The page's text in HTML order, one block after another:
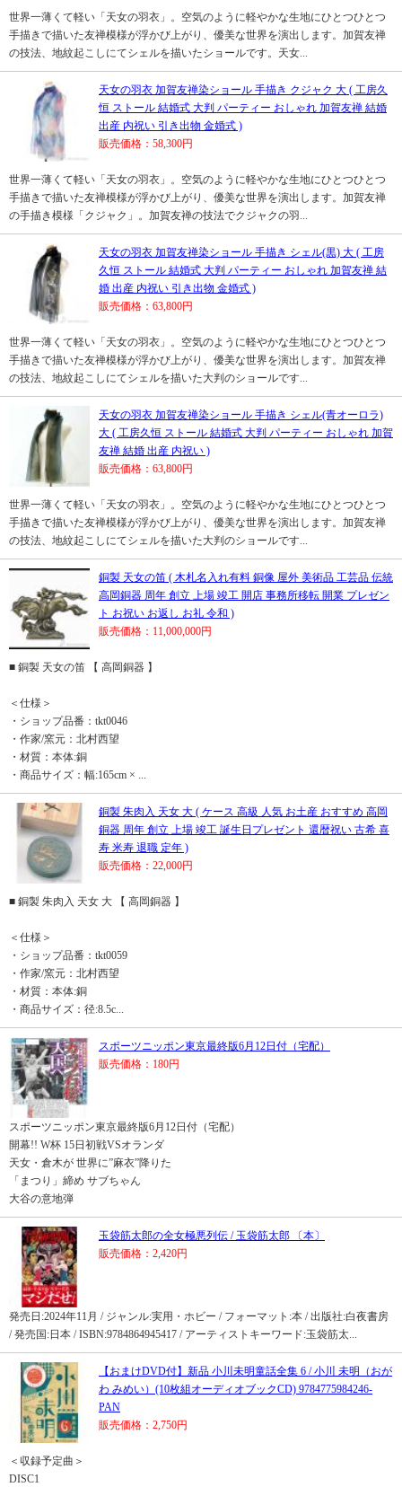
世界一薄くて軽い「天女の羽衣」。空気のように軽やかな生地にひとつひとつ
手描きで描いた友禅模様が浮かび上がり、優美な世界を演出します。加賀友禅
の技法、地紋起こしにてシェルを描いたショールです。天女...
天女の羽衣 加賀友禅染ショール 手描き クジャク 大 ( 工房久
恒 ストール 結婚式 大判 パーティー おしゃれ 加賀友禅 結婚
出産 内祝い 引き出物 金婚式 )
販売価格：58,300円
世界一薄くて軽い「天女の羽衣」。空気のように軽やかな生地にひとつひとつ
手描きで描いた友禅模様が浮かび上がり、優美な世界を演出します。加賀友禅
の手描き模様「クジャク」。加賀友禅の技法でクジャクの羽...
天女の羽衣 加賀友禅染ショール 手描き シェル(黒) 大 ( 工房
久恒 ストール 結婚式 大判 パーティー おしゃれ 加賀友禅 結
婚 出産 内祝い 引き出物 金婚式 )
販売価格：63,800円
世界一薄くて軽い「天女の羽衣」。空気のように軽やかな生地にひとつひとつ
手描きで描いた友禅模様が浮かび上がり、優美な世界を演出します。加賀友禅
の技法、地紋起こしにてシェルを描いた大判のショールです...
天女の羽衣 加賀友禅染ショール 手描き シェル(青オーロラ)
大 ( 工房久恒 ストール 結婚式 大判 パーティー おしゃれ 加賀
友禅 結婚 出産 内祝い )
販売価格：63,800円
世界一薄くて軽い「天女の羽衣」。空気のように軽やかな生地にひとつひとつ
手描きで描いた友禅模様が浮かび上がり、優美な世界を演出します。加賀友禅
の技法、地紋起こしにてシェルを描いた大判のショールです...
銅製 天女の笛 ( 木札名入れ有料 銅像 屋外 美術品 工芸品 伝統
高岡銅器 周年 創立 上場 竣工 開店 事務所移転 開業 プレゼン
ト お祝い お返し お礼 令和 )
販売価格：11,000,000円
■ 銅製 天女の笛 【 高岡銅器 】
＜仕様＞
・ショップ品番：tkt0046
・作家/窯元：北村西望
・材質：本体:銅
・商品サイズ：幅:165cm × ...
銅製 朱肉入 天女 大 ( ケース 高級 人気 お土産 おすすめ 高岡
銅器 周年 創立 上場 竣工 誕生日プレゼント 還暦祝い 古希 喜
寿 米寿 退職 定年 )
販売価格：22,000円
■ 銅製 朱肉入 天女 大 【 高岡銅器 】
＜仕様＞
・ショップ品番：tkt0059
・作家/窯元：北村西望
・材質：本体:銅
・商品サイズ：径:8.5c...
スポーツニッポン東京最終版6月12日付（宅配）
販売価格：180円
スポーツニッポン東京最終版6月12日付（宅配）
開幕!! W杯 15日初戦VSオランダ
天女・倉木が 世界に”麻衣”降りた
「まつり」締め サブちゃん
大谷の意地弾
玉袋筋太郎の全女極悪列伝 / 玉袋筋太郎 〔本〕
販売価格：2,420円
発売日:2024年11月 / ジャンル:実用・ホビー / フォーマット:本 / 出版社:白夜書房
/ 発売国:日本 / ISBN:9784864945417 / アーティストキーワード:玉袋筋太...
【おまけDVD付】新品 小川未明童話全集 6 / 小川 未明（おが
わ みめい）(10枚組オーディオブックCD) 9784775984246-
PAN
販売価格：2,750円
＜収録予定曲＞
DISC1